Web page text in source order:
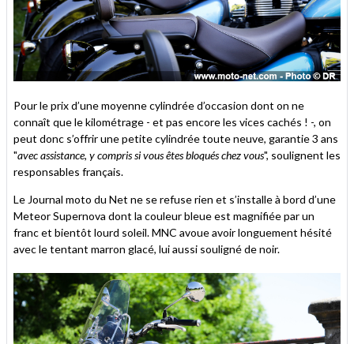
Pour le prix d’une moyenne cylindrée d’occasion dont on ne
connaît que le kilométrage - et pas encore les vices cachés ! -, on
peut donc s’offrir une petite cylindrée toute neuve, garantie 3 ans
"avec assistance, y compris si vous êtes bloqués chez vous", soulignent les
responsables français.
Le Journal moto du Net ne se refuse rien et s’installe à bord d’une
Meteor Supernova dont la couleur bleue est magnifiée par un
franc et bientôt lourd soleil. MNC avoue avoir longuement hésité
avec le tentant marron glacé, lui aussi souligné de noir.